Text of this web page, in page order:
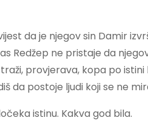
da je njegov sin Damir
Redžep ne pristaje da
provjerava, kopa po
da postoje ljudi koji se ne
istinu. Kakva god bila.